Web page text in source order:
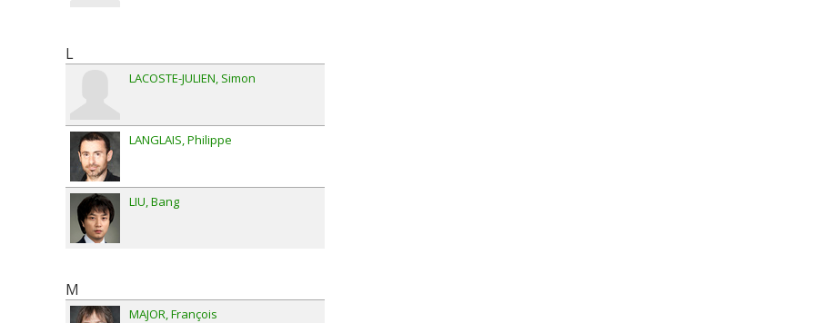
L
LACOSTE-JULIEN Simon
LANGLAIS Philippe
LIU Bang
M
MAJOR François